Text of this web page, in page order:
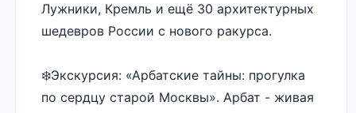
Лужники, Кремль и ещё 30 архитектурных
шедевров России с нового ракурса.
❄️Экскурсия: «Арбатские тайны: прогулка
по сердцу старой Москвы». Арбат - живая